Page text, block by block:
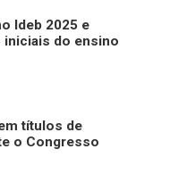
Ideb 2025 e
iniciais do ensino
títulos de
o Congresso